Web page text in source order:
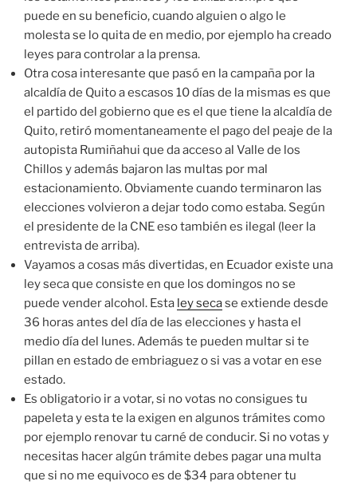
puede en su beneficio, cuando alguien o algo le
molesta se lo quita de en medio, por ejemplo ha creado
leyes para controlar a la prensa.
Otra cosa interesante que pasó en la campaña por la
alcaldía de Quito a escasos 10 días de la mismas es que
el partido del gobierno que es el que tiene la alcaldía de
Quito, retiró momentaneamente el pago del peaje de la
autopista Rumiñahui que da acceso al Valle de los
Chillos y además bajaron las multas por mal
estacionamiento. Obviamente cuando terminaron las
elecciones volvieron a dejar todo como estaba. Según
el presidente de la CNE eso también es ilegal (leer la
entrevista de arriba).
Vayamos a cosas más divertidas, en Ecuador existe una
ley seca que consiste en que los domingos no se
puede vender alcohol. Esta ley secase extiende desde
36 horas antes del día de las elecciones y hasta el
medio día del lunes. Además te pueden multar si te
pillan en estado de embriaguez o si vas a votar en ese
estado.
Es obligatorio ir a votar, si no votas no consigues tu
papeleta y esta te la exigen en algunos trámites como
por ejemplo renovar tu carné de conducir. Si no votas y
necesitas hacer algún trámite debes pagar una multa
que si no me equivoco es de $34 para obtener tu